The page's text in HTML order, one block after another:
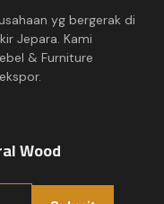
yg bergerak di
Jepara. Kami
& Furniture
Wood